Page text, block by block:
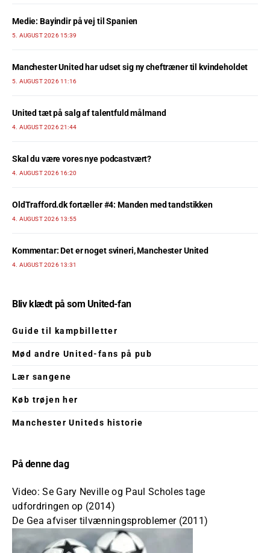
Medie: Bayindir på vej til Spanien
5. AUGUST 2026 15:39
Manchester United har udset sig ny cheftræner til kvindeholdet
5. AUGUST 2026 11:16
United tæt på salg af talentfuld målmand
4. AUGUST 2026 21:44
Skal du være vores nye podcastvært?
4. AUGUST 2026 16:20
OldTrafford.dk fortæller #4: Manden med tandstikken
4. AUGUST 2026 13:55
Kommentar: Det er noget svineri, Manchester United
4. AUGUST 2026 13:31
Bliv klædt på som United-fan
Guide til kampbilletter
Mød andre United-fans på pub
Lær sangene
Køb trøjen her
Manchester Uniteds historie
På denne dag
Video: Se Gary Neville og Paul Scholes tage
udfordringen op (2014)
De Gea afviser tilvænningsproblemer (2011)